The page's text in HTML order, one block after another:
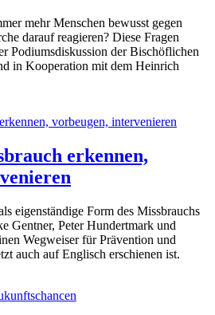
mehr Menschen bewusst gegen
darauf reagieren? Diese Fragen
Podiumsdiskussion der Bischöflichen
in Kooperation mit dem Heinrich
erkennen,
eigenständige Form des Missbrauchs
Gentner, Peter Hundertmark und
Wegweiser für Prävention und
auch auf Englisch erschienen ist.